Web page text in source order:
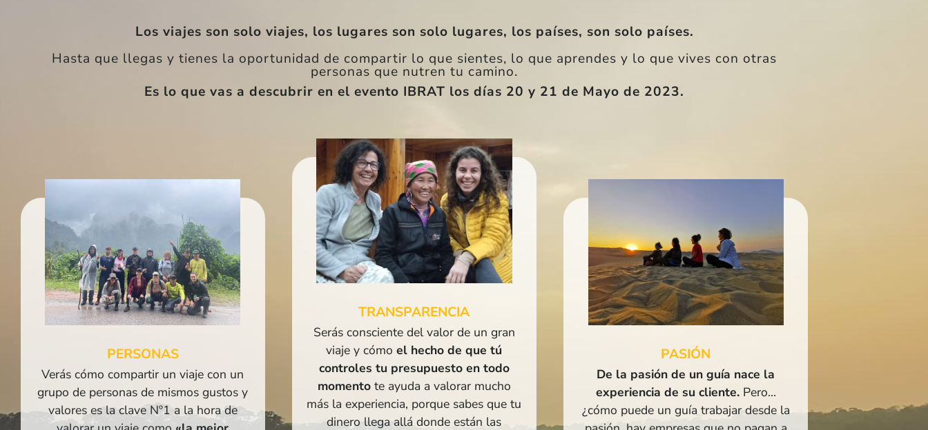
Los viajes son solo viajes, los lugares son solo lugares, los países, son solo países.
Hasta que llegas y tienes la oportunidad de compartir lo que sientes, lo que aprendes y lo que vives con otras
personas que nutren tu camino.
Es lo que vas a descubrir en el evento IBRAT los días 20 y 21 de Mayo de 2023.
PERSONAS
Verás cómo compartir un viaje con un
grupo de personas de mismos gustos y
valores es la clave Nº1 a la hora de
TRANSPARENCIA
Serás consciente del valor de un gran
viaje y cómoel hecho de que tú
controles tu presupuesto en todo
momentote ayuda a valorar mucho
más la experiencia, porque sabes que tu
dinero llega allá donde están las
PASIÓN
De la pasión de un guía nace la
experiencia de su cliente.Pero…
¿cómo puede un guía trabajar desde la